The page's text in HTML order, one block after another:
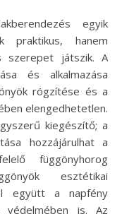
praktikus, hanem
szerepet játszik. A
és alkalmazása
rögzítése és a
elengedhetetlen.
kiegészítő; a
hozzájárulhat a
függönyhorog
esztétikai
együtt a napfény
védelmében is. Az